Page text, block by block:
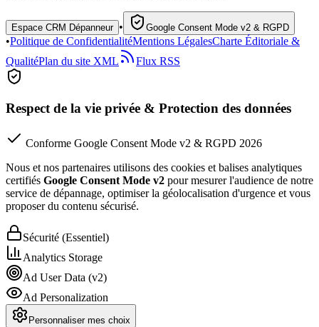
Espace CRM Dépanneur • Google Consent Mode v2 & RGPD
•Politique de ConfidentialitéMentions LégalesCharte Éditoriale &
QualitéPlan du site XML Flux RSS
Respect de la vie privée & Protection des données
Conforme Google Consent Mode v2 & RGPD 2026
Nous et nos partenaires utilisons des cookies et balises analytiques
certifiés Google Consent Mode v2 pour mesurer l'audience de notre
service de dépannage, optimiser la géolocalisation d'urgence et vous
proposer du contenu sécurisé.
Sécurité (Essentiel)
Analytics Storage
Ad User Data (v2)
Ad Personalization
Personnaliser mes choix